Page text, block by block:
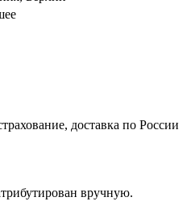
доставка по России
вручную.